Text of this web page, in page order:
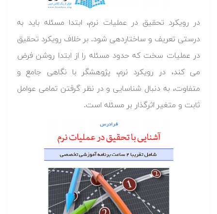
در رویکرد تحقیق در عملیات نرم، ابتدا مسئله باید به
درستی تعریف و ساختاردهی شود. بر خلاف رویکرد تحقیق
در عملیات سخت که حدود مسئله را از ابتدا روشن فرض
می کند، در رویکرد نرم، پژوهشگر با نگاهی جامع و
متفاوت، به دنبال شناسایی و در نظر گرفتن تمامی عوامل
ثابت و متغیر اثرگذار بر مسئله است.